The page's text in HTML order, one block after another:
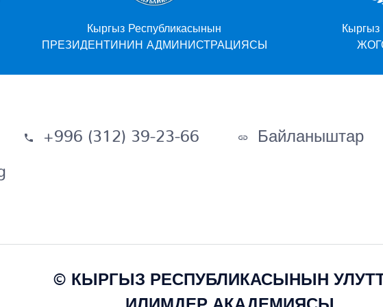
Кыргыз Республикасынын
ЖОГОРКУ КЕҢЕШИ
+996 (312) 39-23-66 Байланыштар
© КЫРГЫЗ РЕСПУБЛИКАСЫНЫН
ИЛИМДЕР АКАДЕМИЯСЫ